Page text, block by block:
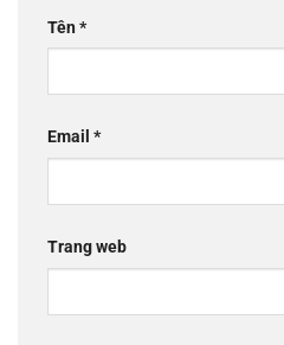
Tên*
Email *
Trang web